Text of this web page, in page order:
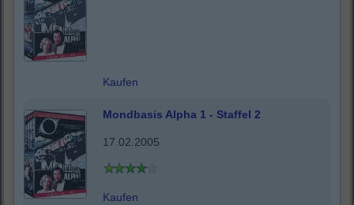
Kaufen
Mondbasis Alpha 1 - Staffel 2
17.02.2005
Kaufen